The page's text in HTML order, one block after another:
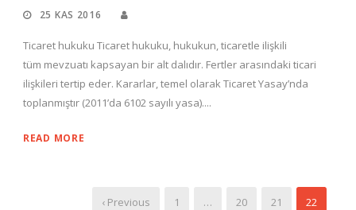
25 KAS 2016
Ticaret hukuku Ticaret hukuku, hukukun, ticaretle ilişkili
tüm mevzuatı kapsayan bir alt dalıdır. Fertler arasındaki ticari
ilişkileri tertip eder. Kararlar, temel olarak Ticaret Yasay’nda
toplanmıştır (2011’da 6102 sayılı yasa)....
READ MORE
‹ Previous 1 … 20 21 22